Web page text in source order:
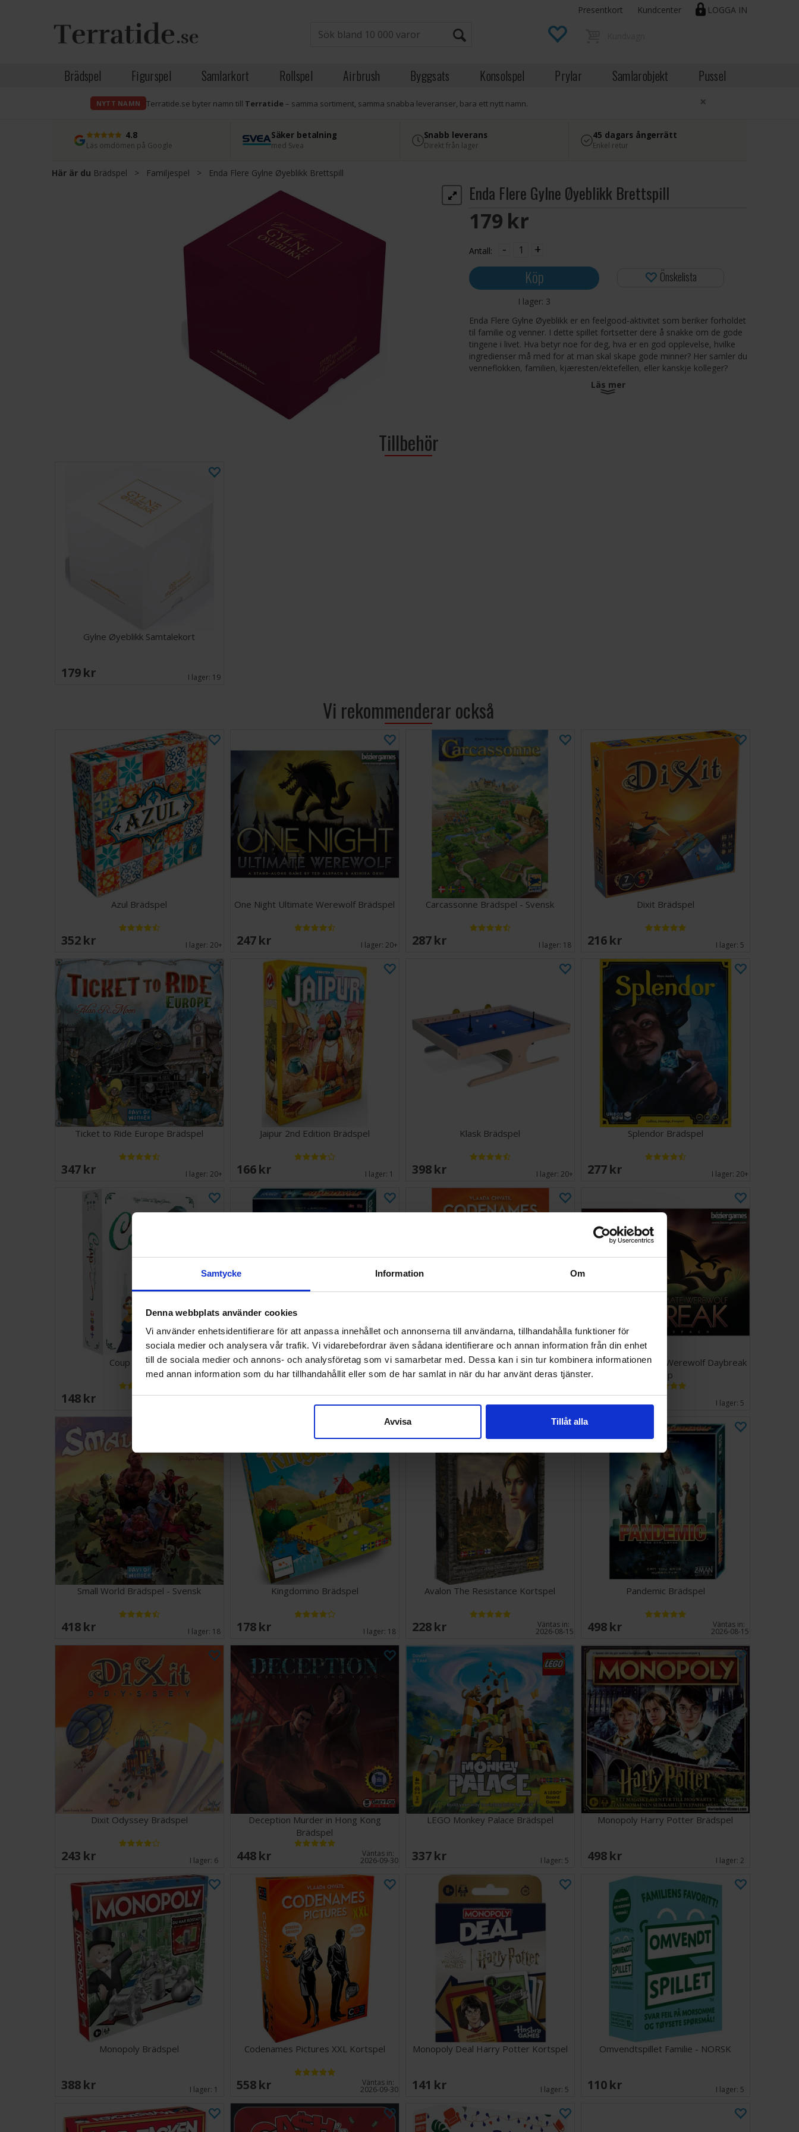
Samtycke Information Om
Denna webbplats använder cookies
Vi använder enhetsidentifierare för att anpassa innehållet och annonserna till användarna, tillhandahålla funktioner för
sociala medier och analysera vår trafik. Vi vidarebefordrar även sådana identifierare och annan information från din enhet
till de sociala medier och annons- och analysföretag som vi samarbetar med. Dessa kan i sin tur kombinera informationen
med annan information som du har tillhandahållit eller som de har samlat in när du har använt deras tjänster.
Avvisa Tillåt alla
LOGGA IN
Presentkort Kundcenter
Brädspel Figurspel Samlarkort Rollspel Airbrush Byggsats Konsolspel Prylar Samlarobjekt Pussel
NYTT NAMN Terratide.se byter namn till Terratide– samma sortiment, samma snabba leveranser, bara ett nytt namn. ×
4.8
Läs omdömen på Google
Säker betalning
med Svea
Snabb leverans
Direkt från lager
45 dagars ångerrätt
Enkel retur
Här är du Brädspel > Familjespel > Enda Flere Gylne Øyeblikk Brettspill
Enda Flere Gylne Øyeblikk Brettspill
179 SEK
Antall: - +
Köp
I lager: 3
Önskelista
Enda Flere Gylne Øyeblikk er en feelgood-aktivitet som beriker forholdet
til familie og venner. I dette spillet fortsetter dere å snakke om de gode
tingene i livet. Hva betyr noe for deg, hva er en god opplevelse, hvilke
ingredienser må med for at man skal skape gode minner? Her samler du
venneflokken, familien, kjæresten/ektefellen, eller kanskje kolleger?
Gylne øyeblikk: Mindre småprat, mer prat om det som betyr noe.
Läs mer
Tillbehör
Gylne Øyeblikk Samtalekort
179 SEK I lager: 19
Vi rekommenderar också
Azul Brädspel
352 SEK I lager:20+
One Night Ultimate Werewolf Brädspel
247 SEK I lager:20+
Carcassonne Brädspel - Svensk
287 SEK I lager: 18
Dixit Brädspel
216 SEK I lager: 5
Ticket to Ride Europe Brädspel
347 SEK I lager:20+
Jaipur 2nd Edition Brädspel
166 SEK I lager: 1
Klask Brädspel
398 SEK I lager:20+
Splendor Brädspel
277 SEK I lager:20+
Coup Brädspel
148 SEK
Pandemic Brettspill
399 SEK I lager:8
Codenames Pictures Kortspel -
ENGELSK
224 SEK I lager:9
One Night Ultimate Werewolf Daybreak
Exp
247 SEK I lager: 5
Small World Brädspel - Svensk
418 SEK I lager: 18
Kingdomino Brädspel
178 SEK I lager: 18
Avalon The Resistance Kortspel
228 SEK Väntas in:
2026-08-15
Pandemic Brädspel
498 SEK Väntas in:
2026-08-15
Dixit Odyssey Brädspel
243 SEK I lager: 6
Deception Murder in Hong Kong
Brädspel
448 SEK Väntas in:
2026-09-30
LEGO Monkey Palace Brädspel
337 SEK I lager: 5
Monopoly Harry Potter Brädspel
498 SEK I lager:2
Monopoly Brädspel
388 SEK I lager: 1
Codenames Pictures XXL Kortspel
558 SEK Väntas in:
2026-09-30
Monopoly Deal Harry Potter Kortspel
141 SEK I lager: 5
Omvendtspillet Familie - NORSK
110 SEK I lager: 5